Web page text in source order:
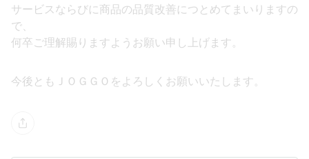
サービスならびに商品の品質改善につとめてまいりますの
で、
何卒ご理解賜りますようお願い申し上げます。
今後ともＪＯＧＧＯをよろしくお願いいたします。